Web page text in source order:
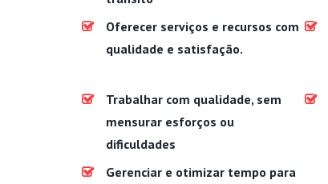
Oferecer serviços e recursos com
qualidade e satisfação.
Trabalhar com qualidade, sem
mensurar esforços ou
dificuldades
Gerenciar e otimizar tempo para